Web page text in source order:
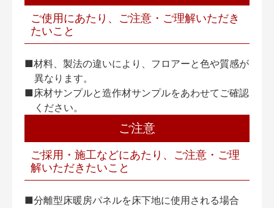
ご使用にあたり、ご注意・ご理解いただき
たいこと
■材料、製法の違いにより、フロアーと色や質感が
異なります。
■床材サンプルと造作材サンプルをあわせてご確認
ください。
ご注意
ご採用・施工などにあたり、ご注意・ご理
解いただきたいこと
■分離型床暖房パネルを床下地に使用される場合